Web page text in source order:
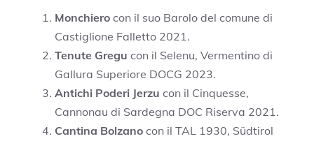
Monchiero con il suo Barolo del comune di
Castiglione Falletto 2021.
Tenute Gregu con il Selenu, Vermentino di
Gallura Superiore DOCG 2023.
Antichi Poderi Jerzu con il Cinquesse,
Cannonau di Sardegna DOC Riserva 2021.
Cantina Bolzano con il TAL 1930, Südtirol